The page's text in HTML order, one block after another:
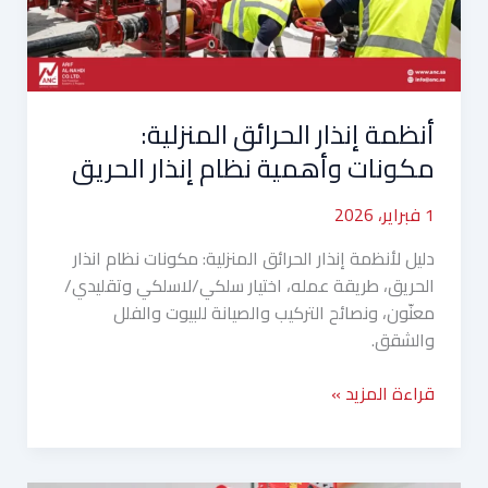
أنظمة إنذار الحرائق المنزلية:
مكونات وأهمية نظام إنذار الحريق
1 فبراير، 2026
دليل لأنظمة إنذار الحرائق المنزلية: مكونات نظام انذار
الحريق، طريقة عمله، اختيار سلكي/لاسلكي وتقليدي/
معنّون، ونصائح التركيب والصيانة للبيوت والفلل
والشقق.
نظام
إنذار
الحريق
قراءة المزيد »